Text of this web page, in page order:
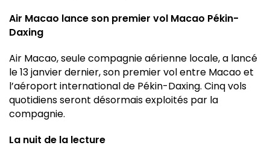
Air Macao lance son premier vol Macao Pékin-
Daxing
Air Macao, seule compagnie aérienne locale, a lancé
le 13 janvier dernier, son premier vol entre Macao et
l’aéroport international de Pékin-Daxing. Cinq vols
quotidiens seront désormais exploités par la
compagnie.
La nuit de la lecture